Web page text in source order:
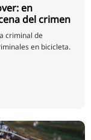
en
del crimen
criminal de
en bicicleta.